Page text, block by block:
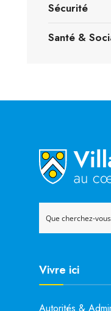
Sécurité
Santé &
Vivre ici
Autorités &